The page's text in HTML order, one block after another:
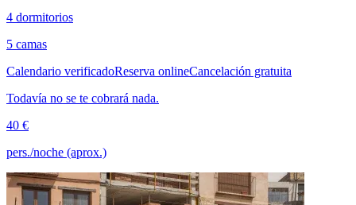
4 dormitorios
5 camas
Calendario verificadoReserva onlineCancelación gratuita
Todavía no se te cobrará nada.
40 €
pers./noche (aprox.)